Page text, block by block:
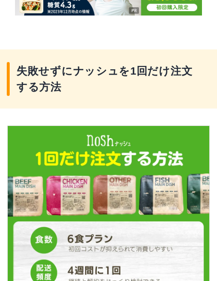
失敗せずにナッシュを1回だけ注文
する方法